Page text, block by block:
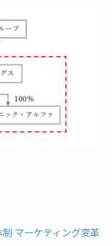
マーケティング変革